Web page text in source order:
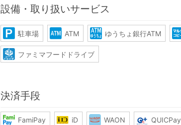
設備・取り扱いサービス
駐車場 ATM ゆうちょ銀行ATM
ファミマフードドライブ
決済手段
FamiPay iD WAON QUICPay